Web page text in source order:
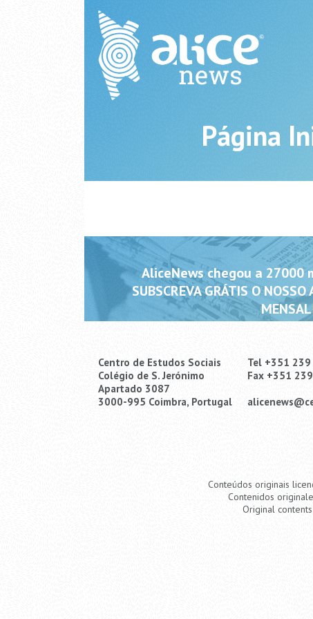
Página
AliceNews chegou a 27000
SUBSCREVA GRÁTIS O
Centro de Estudos Sociais
Colégio de S. Jerónimo
Apartado 3087
3000-995 Coimbra, Portugal
Tel +351
Fax +351
Conteúdos originais
Contenidos
Original